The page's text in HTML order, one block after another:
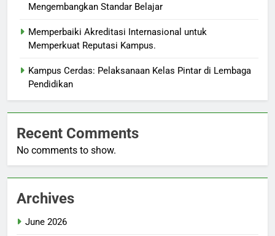
Mengembangkan Standar Belajar
Memperbaiki Akreditasi Internasional untuk
Memperkuat Reputasi Kampus.
Kampus Cerdas: Pelaksanaan Kelas Pintar di Lembaga
Pendidikan
Recent Comments
No comments to show.
Archives
June 2026